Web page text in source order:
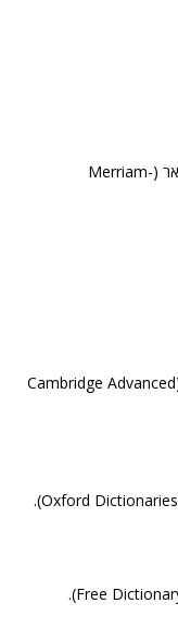
– מילון מרים וובסטאר (Merriam-
– מילון קיימברידג' (Cambridge Advanced